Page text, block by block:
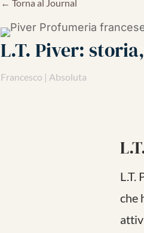
← Torna al Journal
L.T. Piver:
Francesco | Absoluta
L.T.
che